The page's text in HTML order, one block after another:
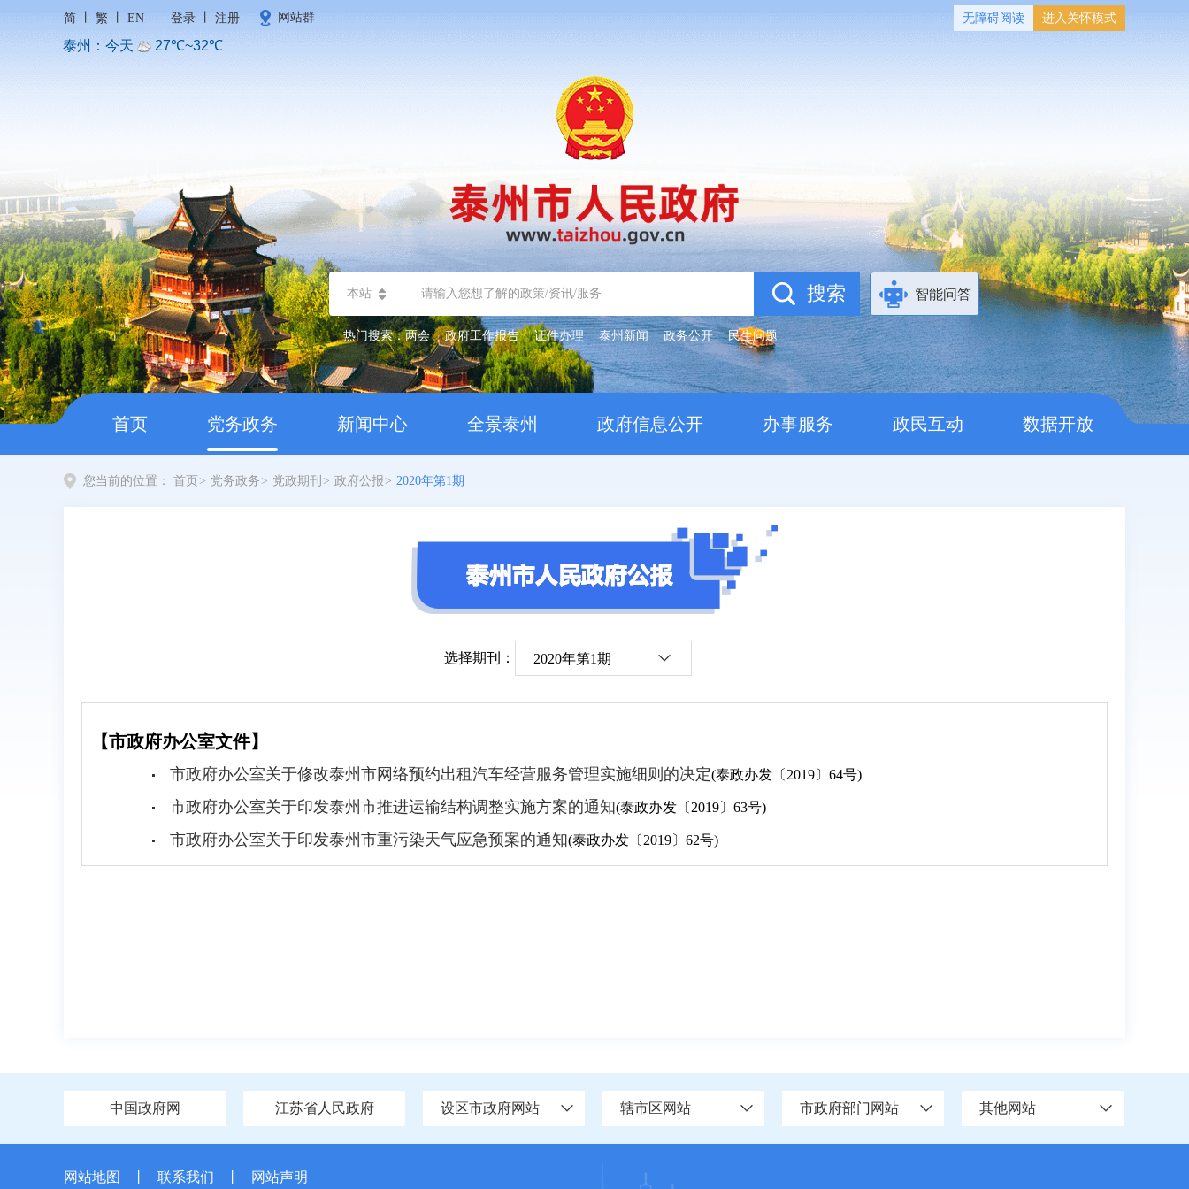
简 繁 EN 登录 注册 网站群 无障碍阅读 进入关怀模式
本站 智能问答
热门搜索：两会 政府工作报告 证件办理 泰州新闻 政务公开 民生问题
首页 党务政务 新闻中心 全景泰州 政府信息公开 办事服务 政民互动 数据开放
您当前的位置： 首页 > 党务政务 > 党政期刊 > 政府公报 > 2020年第1期
选择期刊： 2020年第1期
【市政府办公室文件】
市政府办公室关于修改泰州市网络预约出租汽车经营服务管理实施细则的决定(泰政办发〔2019〕64号)
市政府办公室关于印发泰州市推进运输结构调整实施方案的通知(泰政办发〔2019〕63号)
市政府办公室关于印发泰州市重污染天气应急预案的通知(泰政办发〔2019〕62号)
中国政府网 江苏省人民政府 设区市政府网站 辖市区网站 市政府部门网站 其他网站
网站地图 联系我们 网站声明